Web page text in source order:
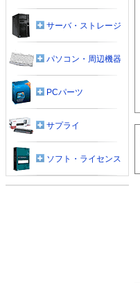
サーバ・ストレージ
パソコン・周辺機器
PCパーツ
サプライ
ソフト・ライセンス